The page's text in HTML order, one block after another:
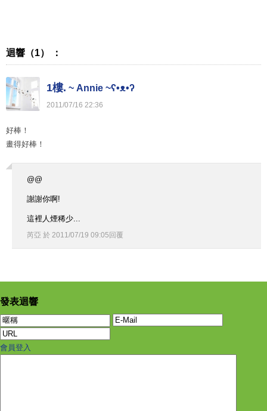
迴響（1） ：
1樓. ~ Annie ~ʕ•ᴥ•ʔ
2011/07/16 22:36
好棒！
畫得好棒！
@@
謝謝你啊!
這裡人煙稀少...
芮亞 於 2011/07/19 09:05 回覆
發表迴響
會員登入